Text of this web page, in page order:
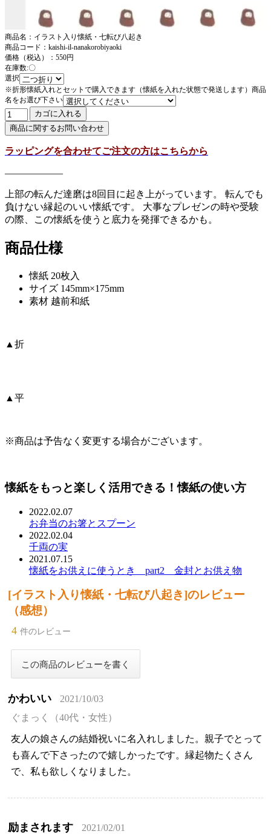
商品名：イラスト入り懐紙・七転び八起き
商品コード：kaishi-il-nanakorobiyaoki
価格（税込）：550円
在庫数:〇
選択
※折形懐紙入れとセットで購入できます（懐紙を入れた状態で発送します）商品
名をお選び下さい
ラッピングを合わせてご注文の方はこちらから
——————
上部の転んだ達磨は8回目に起き上がっています。 転んでも
負けない縁起のいい懐紙です。 大事なプレゼンの時や受験
の際、この懐紙を使うと底力を発揮できるかも。
商品仕様
懐紙 20枚入
サイズ 145mm×175mm
素材 越前和紙
▲折
▲平
※商品は予告なく変更する場合がございます。
懐紙をもっと楽しく活用できる！懐紙の使い方
2022.02.07
お弁当のお箸とスプーン
2022.02.04
千両の実
2021.07.15
懐紙をお供えに使うとき part2 金封とお供え物
[イラスト入り懐紙・七転び八起き]のレビュー
（感想）
4 件のレビュー
かわいい
2021/10/03
ぐまっく（40代・女性）
友人の娘さんの結婚祝いに名入れしました。親子でとって
も喜んで下さったので嬉しかったです。縁起物たくさん
で、私も欲しくなりました。
励まされます 2021/02/01